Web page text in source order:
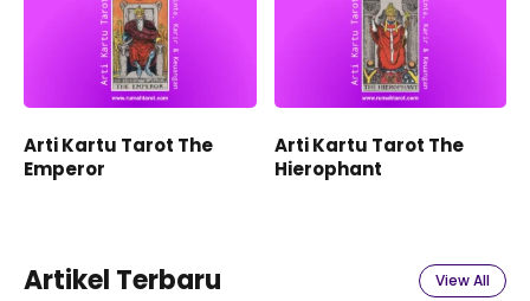
Arti Kartu Tarot The
Emperor
Arti Kartu Tarot The
Hierophant
Artikel Terbaru View All